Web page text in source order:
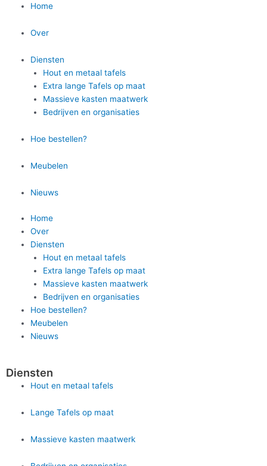
Home
Over
Diensten
Hout en metaal tafels
Extra lange Tafels op maat
Massieve kasten maatwerk
Bedrijven en organisaties
Hoe bestellen?
Meubelen
Nieuws
Home
Over
Diensten
Hout en metaal tafels
Extra lange Tafels op maat
Massieve kasten maatwerk
Bedrijven en organisaties
Hoe bestellen?
Meubelen
Nieuws
Diensten
Hout en metaal tafels
Lange Tafels op maat
Massieve kasten maatwerk